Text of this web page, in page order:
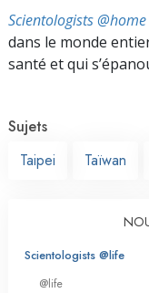
Scientologists @home
dans le monde
santé et qui
Sujets
Taipei
Taïwan
Scientologists @life
@life